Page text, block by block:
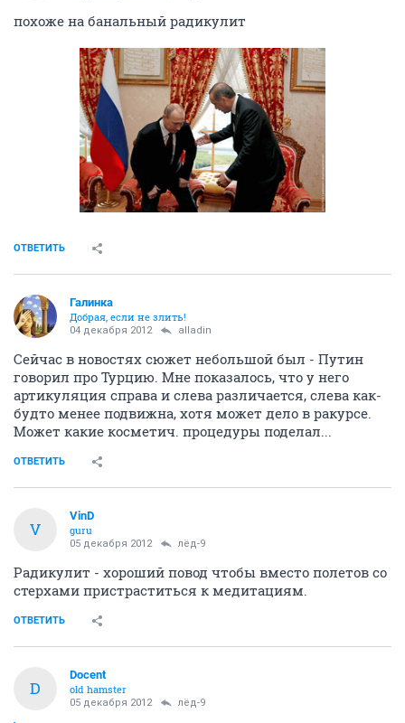
похоже на банальный радикулит
ОТВЕТИТЬ
Галинка
Добрая, если не злить!
04 декабря 2012 alladin
Сейчас в новостях сюжет небольшой был - Путин
говорил про Турцию. Мне показалось, что у него
артикуляция справа и слева различается, слева как-
будто менее подвижна, хотя может дело в ракурсе.
Может какие косметич. процедуры поделал...
ОТВЕТИТЬ
V
VinD
guru
05 декабря 2012 лёд-9
Радикулит - хороший повод чтобы вместо полетов со
стерхами пристраститься к медитациям.
ОТВЕТИТЬ
D
Docent
old hamster
05 декабря 2012 лёд-9